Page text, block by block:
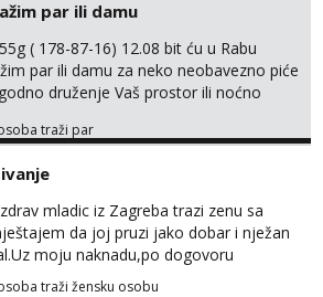
par ili damu
( 178-87-16) 12.08 bit ću u Rabu
par ili damu za neko neobavezno piće
druženje Vaš prostor ili noćno
traži par
mladic iz Zagreba trazi zenu sa
da joj pruzi jako dobar i nježan
moju naknadu,po dogovoru
osigurana.
traži žensku osobu